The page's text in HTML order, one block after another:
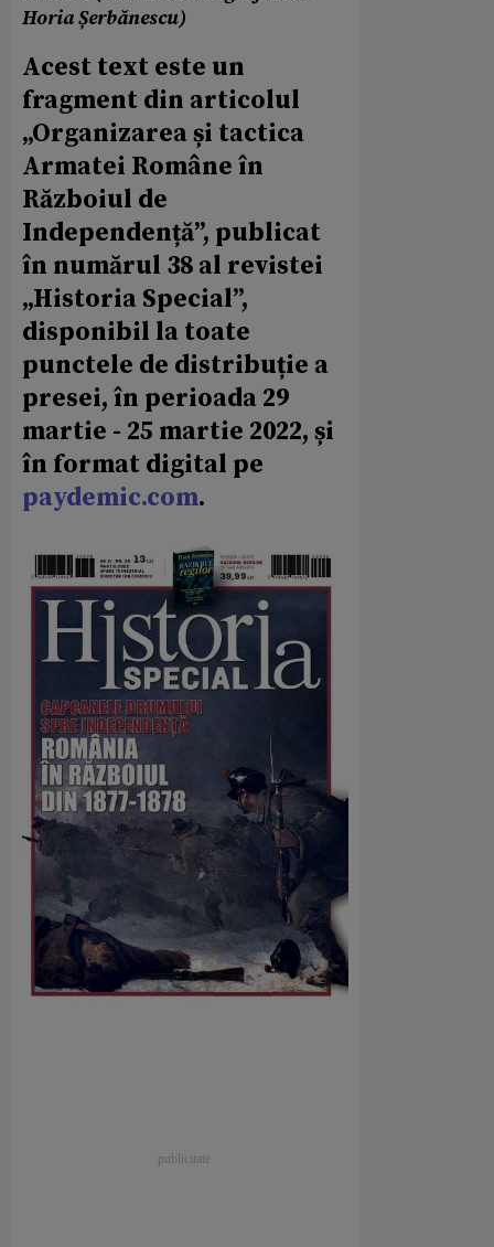
Horia Șerbănescu)
Acest text este un
fragment din articolul
„Organizarea și tactica
Armatei Române în
Războiul de
Independență”, publicat
în numărul 38 al revistei
„Historia Special”,
disponibil la toate
punctele de distribuție a
presei, în perioada 29
martie - 25 martie 2022, și
în format digital pe
paydemic.com.